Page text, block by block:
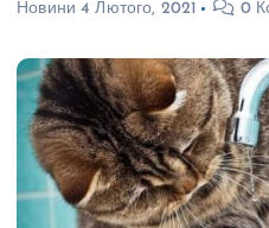
Новини 4 Лютого, 2021 0